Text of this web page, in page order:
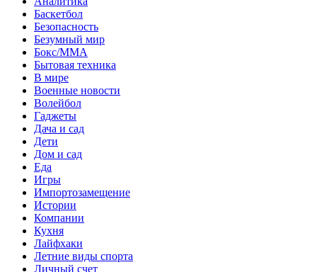
Баскетбол
Безопасность
Безумный мир
Бокс/MMA
Бытовая техника
В мире
Военные новости
Волейбол
Гаджеты
Дача и сад
Дети
Дом и сад
Еда
Игры
Импортозамещение
Истории
Компании
Кухня
Лайфхаки
Летние виды спорта
Личный счет